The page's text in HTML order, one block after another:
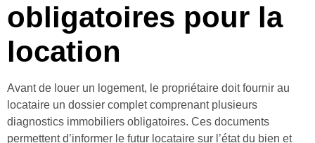
obligatoires pour la
location
Avant de louer un logement, le propriétaire doit fournir au
locataire un dossier complet comprenant plusieurs
diagnostics immobiliers obligatoires. Ces documents
permettent d’informer le futur locataire sur l’état du bien et